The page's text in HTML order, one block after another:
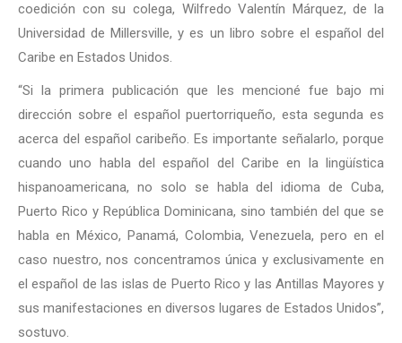
coedición con su colega, Wilfredo Valentín Márquez, de la
Universidad de Millersville, y es un libro sobre el español del
Caribe en Estados Unidos.
“Si la primera publicación que les mencioné fue bajo mi
dirección sobre el español puertorriqueño, esta segunda es
acerca del español caribeño. Es importante señalarlo, porque
cuando uno habla del español del Caribe en la lingüística
hispanoamericana, no solo se habla del idioma de Cuba,
Puerto Rico y República Dominicana, sino también del que se
habla en México, Panamá, Colombia, Venezuela, pero en el
caso nuestro, nos concentramos única y exclusivamente en
el español de las islas de Puerto Rico y las Antillas Mayores y
sus manifestaciones en diversos lugares de Estados Unidos”,
sostuvo.